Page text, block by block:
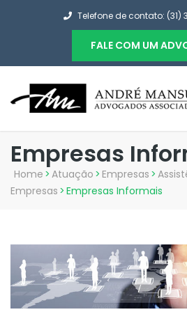
Telefone de contato: (31)
FALE COM UM
Empresas
Home > Atuação > Empresas >
Empresas > Empresas Informais